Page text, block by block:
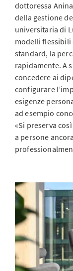
dottoressa
della gestione
universitaria di
modelli flessibili
standard, la
rapidamente. A
concedere ai
configurare
esigenze
ad esempio
«Si preserva
a persone